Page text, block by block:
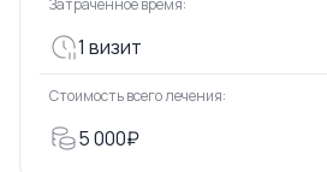
Затраченное время:
1 визит
Стоимость всего лечения:
5 000₽